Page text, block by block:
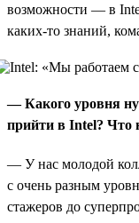
возможности — в
каких-то знаний,
— Какого уровня
прийти в Intel? Что
— У нас молодой
с очень разным
стажеров до